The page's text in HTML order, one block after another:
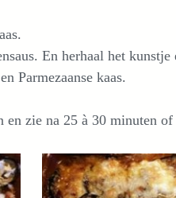
En herhaal het kunstje
Parmezaanse kaas.
en zie na 25 à 30 minuten